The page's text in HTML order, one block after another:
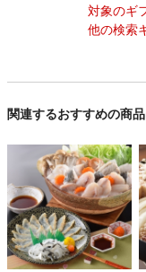
対象のギ
他の検索
関連するおすすめの商